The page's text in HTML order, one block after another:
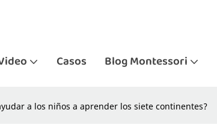
Casos Blog Montessori
a los niños a aprender los siete continentes?